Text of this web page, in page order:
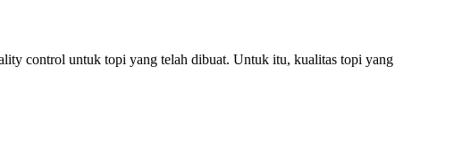
control untuk topi yang telah dibuat. Untuk itu, kualitas topi yang